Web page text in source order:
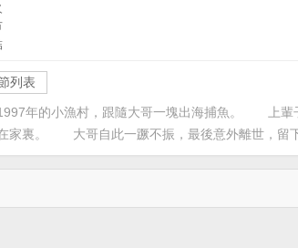
列表
年的小漁村，跟隨大哥一塊出海捕魚。　　上輩
家裏。　　大哥自此一蹶不振，最後意外離世，